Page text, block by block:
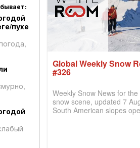
пухе
Global Weekly Snow
#326
Weekly Snow News for the
snow scene, updated 7
South American slopes